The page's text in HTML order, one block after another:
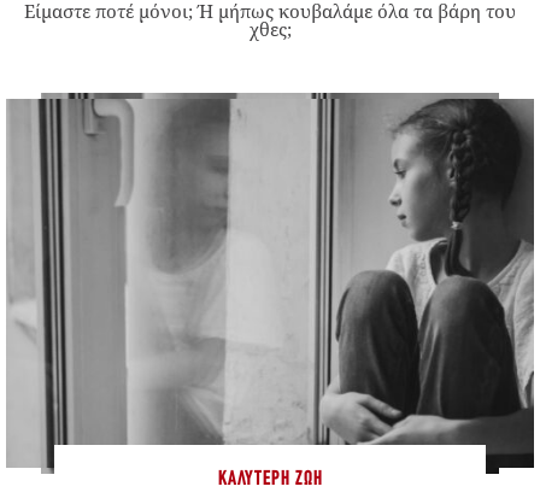
Είμαστε ποτέ μόνοι; Ή μήπως κουβαλάμε όλα τα βάρη του
χθες;
ΚΑΛΎΤΕΡΗ ΖΩΉ